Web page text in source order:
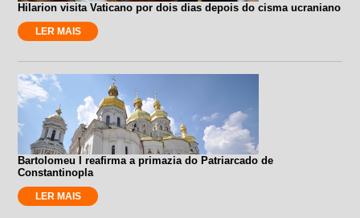
Hilarion visita Vaticano por dois dias depois do cisma ucraniano
LER MAIS
Bartolomeu I reafirma a primazia do Patriarcado de
Constantinopla
LER MAIS